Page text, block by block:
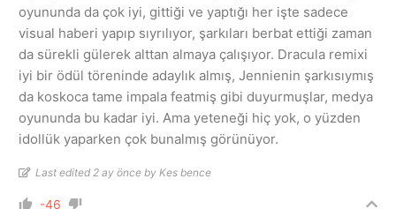
oyununda da çok iyi, gittiği ve yaptığı her işte sadece
visual haberi yapıp sıyrılıyor, şarkıları berbat ettiği zaman
da sürekli gülerek alttan almaya çalışıyor. Dracula remixi
iyi bir ödül töreninde adaylık almış, Jennienin şarkısıymış
da koskoca tame impala featmiş gibi duyurmuşlar, medya
oyununda bu kadar iyi. Ama yeteneği hiç yok, o yüzden
idollük yaparken çok bunalmış görünüyor.
Last edited 2 ay önce by Kes bence
-46